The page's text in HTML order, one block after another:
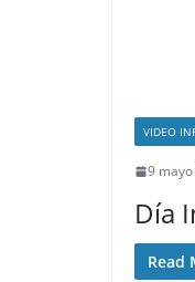
VIDEO
9
Día
Read